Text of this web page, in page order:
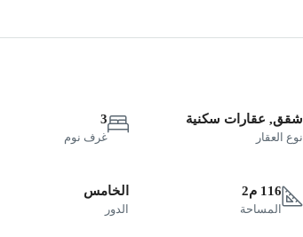
شقق, عقارات سكنية
نوع العقار
3
غرف نوم
116 م2
المساحة
الخامس
الدور